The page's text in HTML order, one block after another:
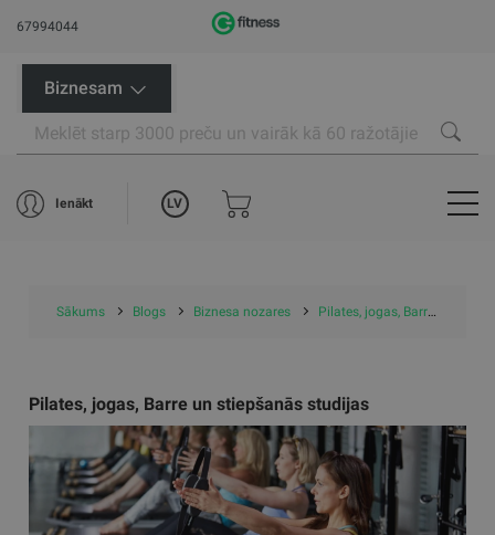
67994044
Biznesam
Ienākt LV
Sākums Blogs Biznesa nozares Pilates, jogas, Barre un stiepšanās studijas
Pilates, jogas, Barre un stiepšanās studijas